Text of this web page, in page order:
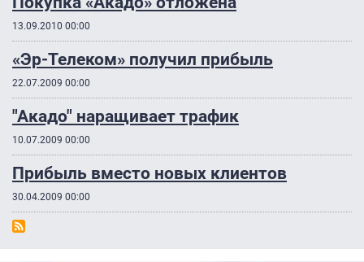
13.09.2010 00:00
«Эр-Телеком» получил прибыль
22.07.2009 00:00
"Акадо" наращивает трафик
10.07.2009 00:00
Прибыль вместо новых клиентов
30.04.2009 00:00